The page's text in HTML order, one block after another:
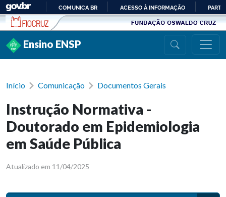
Ir para conteúdo
PARA
COMUNICA BR ACESSO À INFORMAÇÃO
Ensino ENSP
Início Comunicação Documentos Gerais
Instrução Normativa -
Doutorado em Epidemiologia
em Saúde Pública
Atualizado em 11/04/2025